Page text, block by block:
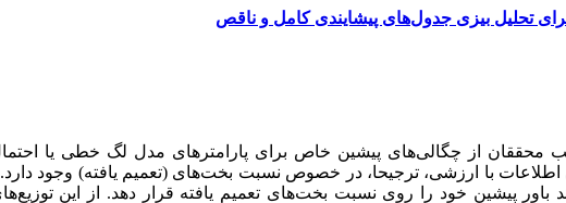
تحلیل بیزی جدول‌های پیشایندی کامل و ناقص
محققان از چگالی‌های پیشین خاص برای پارامترهای مدل لگ خطی یا
اطلاعات با ارزشی، ترجیحا، در خصوص نسبت بخت‌های (تعمیم یافته) وجود دارد.
پیشین خود را روی نسبت بخت‌های تعمیم یافته قرار دهد. از این